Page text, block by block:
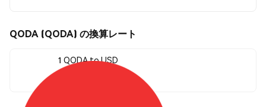
QODA (QODA) の換算レート
1 QODA to USD